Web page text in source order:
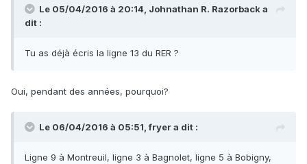
Le 05/04/2016 à 20:14, Johnathan R. Razorback a
dit :
Tu as déjà écris la ligne 13 du RER ?
Oui, pendant des années, pourquoi?
Le 06/04/2016 à 05:51, fryer a dit :
Ligne 9 à Montreuil, ligne 3 à Bagnolet, ligne 5 à Bobigny,